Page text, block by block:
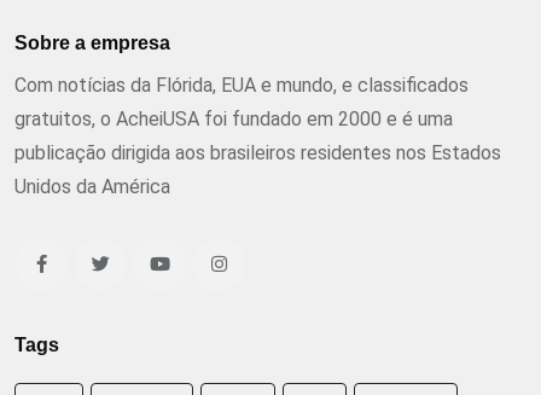
Sobre a empresa
Com notícias da Flórida, EUA e mundo, e classificados
gratuitos, o AcheiUSA foi fundado em 2000 e é uma
publicação dirigida aos brasileiros residentes nos Estados
Unidos da América
Tags